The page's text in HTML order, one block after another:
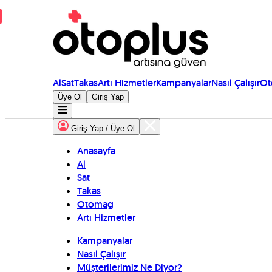
AlSatTakasArtı HizmetlerKampanyalarNasıl Çalışır
Üye Ol Giriş Yap
Giriş Yap / Üye Ol
Anasayfa
Al
Sat
Takas
Otomag
Artı Hizmetler
Kampanyalar
Nasıl Çalışır
Müşterilerimiz Ne Diyor?